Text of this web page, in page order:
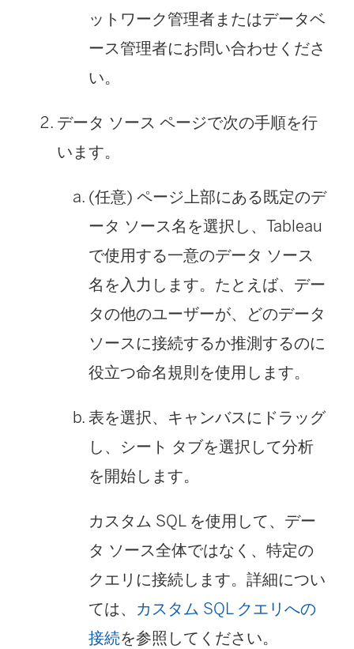
ットワーク管理者またはデータベ
ース管理者にお問い合わせくださ
い。
データ ソース ページで次の手順を行
います。
(任意) ページ上部にある既定のデ
ータ ソース名を選択し、Tableau
で使用する一意のデータ ソース
名を入力します。たとえば、デー
タの他のユーザーが、どのデータ
ソースに接続するか推測するのに
役立つ命名規則を使用します。
表を選択、キャンバスにドラッグ
し、シート タブを選択して分析
を開始します。
カスタム SQL を使用して、デー
タ ソース全体ではなく、特定の
クエリに接続します。詳細につい
ては、 カスタム SQL クエリへの
接続を参照してください。